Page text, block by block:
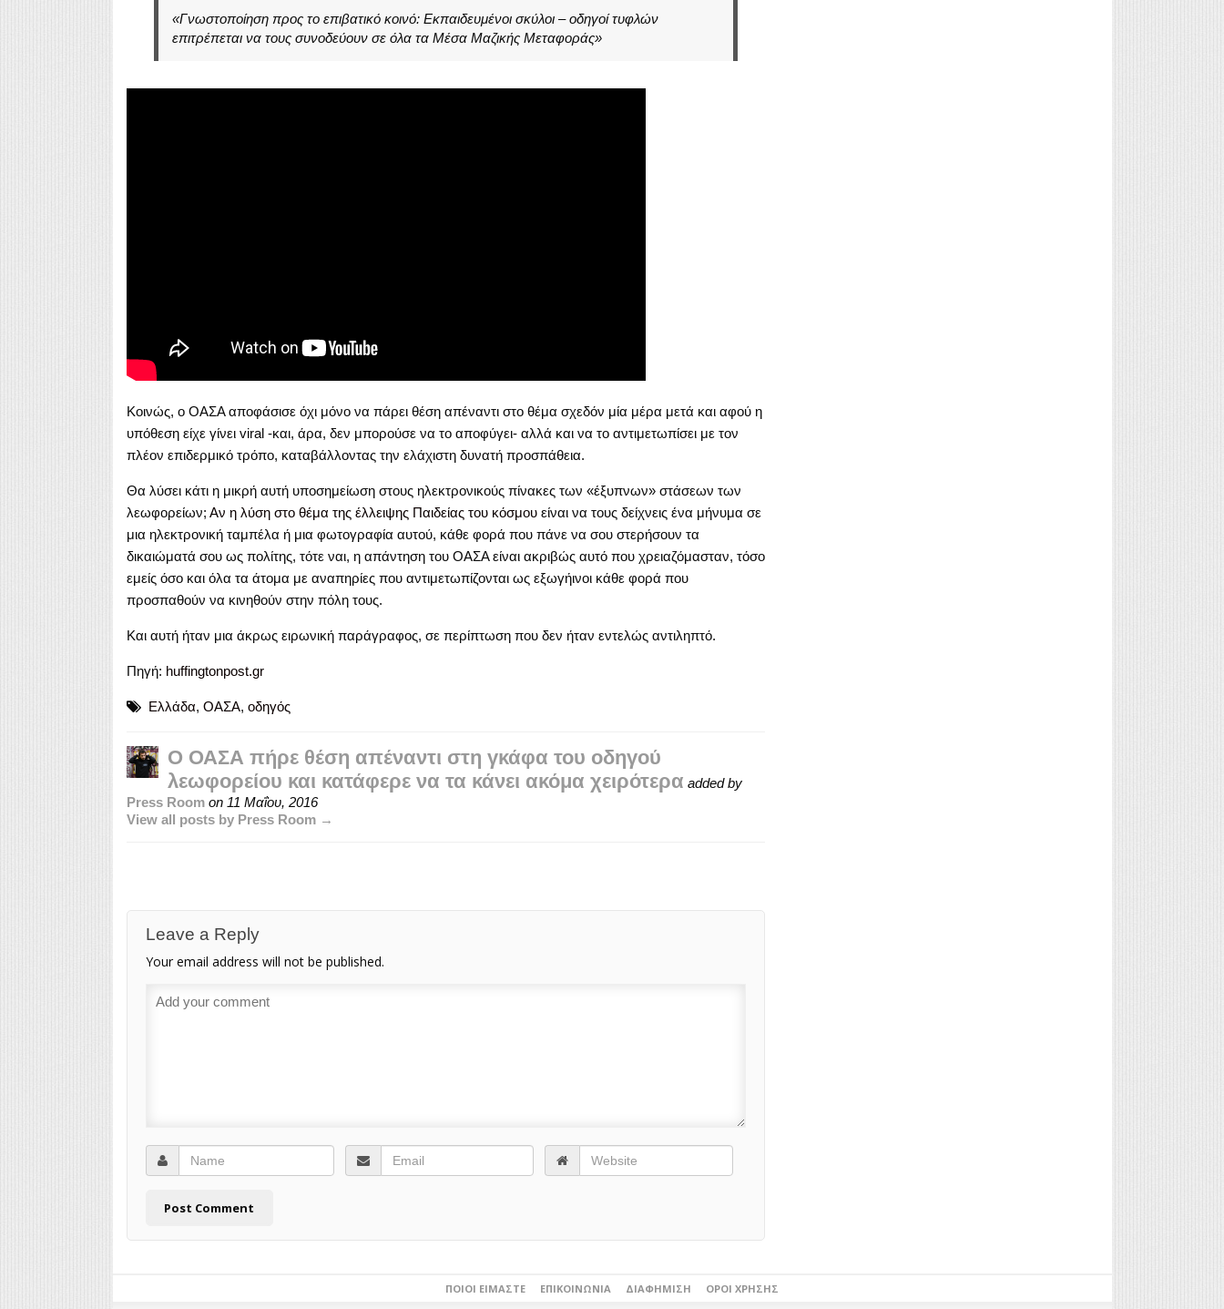
«Γνωστοποίηση προς το επιβατικό κοινό: Εκπαιδευμένοι σκύλοι – οδηγοί τυφλών
επιτρέπεται να τους συνοδεύουν σε όλα τα Μέσα Μαζικής Μεταφοράς»
Κοινώς, ο ΟΑΣΑ αποφάσισε όχι μόνο να πάρει θέση απέναντι στο θέμα σχεδόν μία μέρα μετά και αφού η
υπόθεση είχε γίνει viral -και, άρα, δεν μπορούσε να το αποφύγει- αλλά και να το αντιμετωπίσει με τον
πλέον επιδερμικό τρόπο, καταβάλλοντας την ελάχιστη δυνατή προσπάθεια.
Θα λύσει κάτι η μικρή αυτή υποσημείωση στους ηλεκτρονικούς πίνακες των «έξυπνων» στάσεων των
λεωφορείων; Αν η λύση στο θέμα της έλλειψης Παιδείας του κόσμουείναι να τους δείχνεις ένα μήνυμα σε
μια ηλεκτρονική ταμπέλα ή μια φωτογραφία αυτού, κάθε φορά που πάνε να σου στερήσουν τα
δικαιώματά σου ως πολίτης, τότε ναι, η απάντηση του ΟΑΣΑ είναι ακριβώς αυτό που χρειαζόμασταν, τόσο
εμείς όσο και όλα τα άτομα με αναπηρίες που αντιμετωπίζονται ως εξωγήινοι κάθε φορά που
προσπαθούν να κινηθούν στην πόλη τους.
Και αυτή ήταν μια άκρως ειρωνική παράγραφος, σε περίπτωση που δεν ήταν εντελώς αντιληπτό.
Πηγή: huffingtonpost.gr
Ελλάδα, ΟΑΣΑ, οδηγός
Ο ΟΑΣΑ πήρε θέση απέναντι στη γκάφα του οδηγού
λεωφορείου και κατάφερε να τα κάνει ακόμα χειρότερα added by
Press Roomon 11 Μαΐου, 2016
View all posts by Press Room →
Leave a Reply
Your email address will not be published.
ΠΟΙΟΙ ΕΊΜΑΣΤΕ ΕΠΙΚΟΙΝΩΝΊΑ ΔΙΑΦΉΜΙΣΗ ΌΡΟΙ ΧΡΉΣΗΣ